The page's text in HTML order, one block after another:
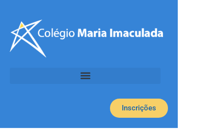
Inscrições